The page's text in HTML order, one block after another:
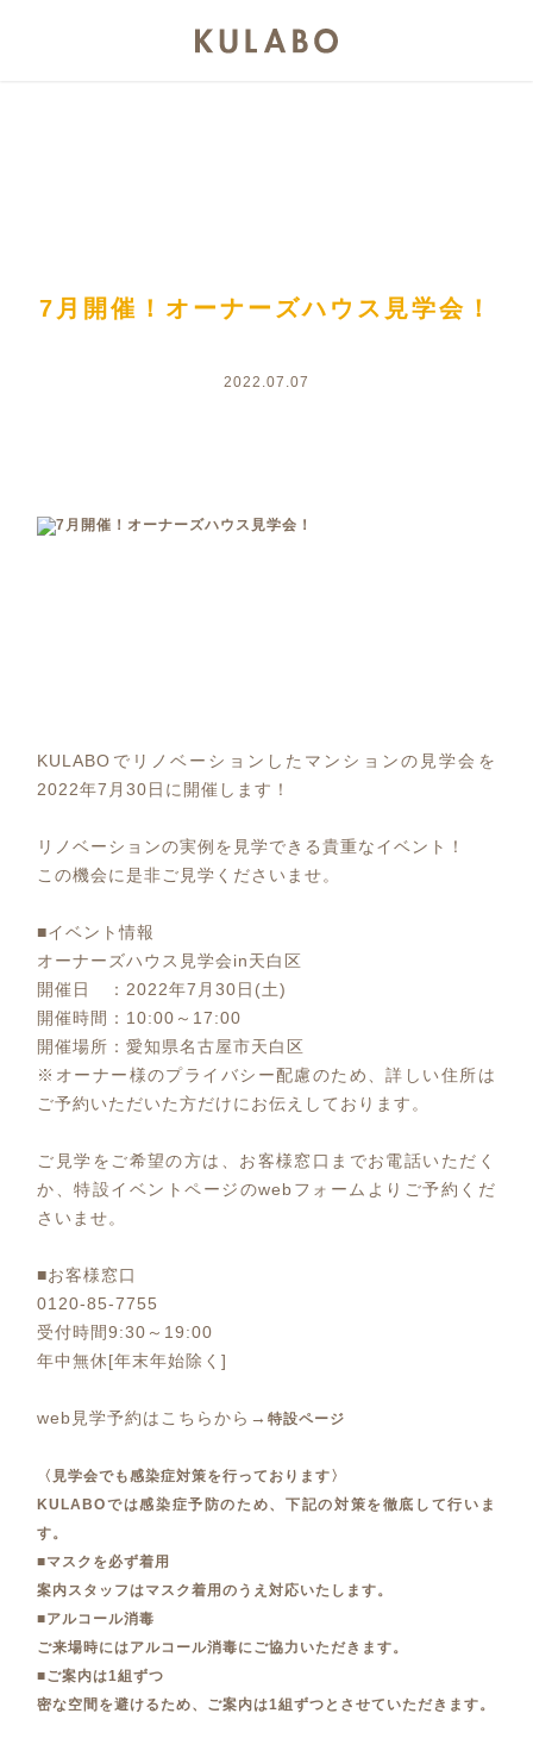
7月開催！オーナーズハウス見学会！
2022.07.07
KULABOでリノベーションしたマンションの見学会を
2022年7月30日に開催します！
リノベーションの実例を見学できる貴重なイベント！
この機会に是非ご見学くださいませ。
■イベント情報
オーナーズハウス見学会in天白区
開催日 ：2022年7月30日(土)
開催時間：10:00～17:00
開催場所：愛知県名古屋市天白区
※オーナー様のプライバシー配慮のため、詳しい住所は
ご予約いただいた方だけにお伝えしております。
ご見学をご希望の方は、お客様窓口までお電話いただく
か、特設イベントページのwebフォームよりご予約くだ
さいませ。
■お客様窓口
0120-85-7755
受付時間9:30～19:00
年中無休[年末年始除く]
web見学予約はこちらから→特設ページ
〈見学会でも感染症対策を行っております〉
KULABOでは感染症予防のため、下記の対策を徹底して行いま
す。
■マスクを必ず着用
案内スタッフはマスク着用のうえ対応いたします。
■アルコール消毒
ご来場時にはアルコール消毒にご協力いただきます。
■ご案内は1組ずつ
密な空間を避けるため、ご案内は1組ずつとさせていただきます。